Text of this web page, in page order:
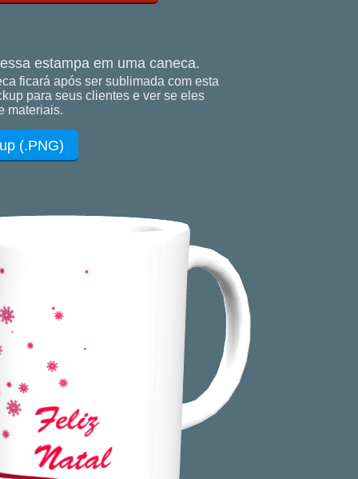
estampa em uma caneca.
ficará após ser sublimada com esta
para seus clientes e ver se eles
materiais.
(.PNG)